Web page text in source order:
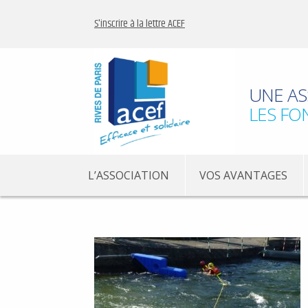
S'inscrire à la lettre ACEF
UNE
LES
L’ASSOCIATION VOS AVANTAGES